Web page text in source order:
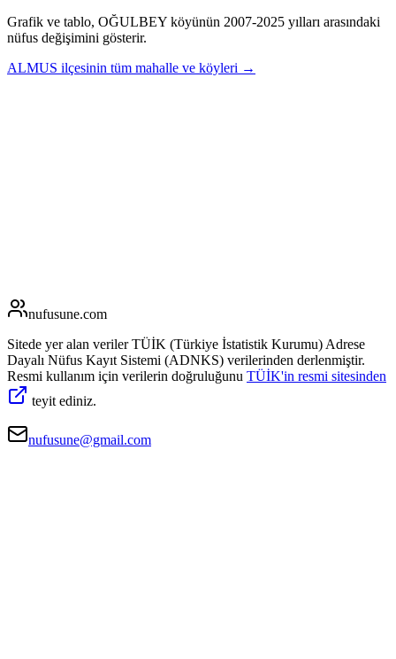
Grafik ve tablo, OĞULBEY köyünün 2007-2025 yılları arasındaki
nüfus değişimini gösterir.
ALMUS ilçesinin tüm mahalle ve köyleri →
nufusune.com
Sitede yer alan veriler TÜİK (Türkiye İstatistik Kurumu) Adrese
Dayalı Nüfus Kayıt Sistemi (ADNKS) verilerinden derlenmiştir.
Resmi kullanım için verilerin doğruluğunu TÜİK'in resmi sitesinden
teyit ediniz.
nufusune@gmail.com